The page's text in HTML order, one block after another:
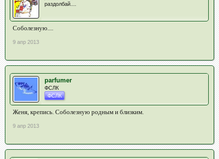
раздолбай....
Соболезную....
9 апр 2013
parfumer
ФСЛК
ФСЛК
Женя, крепись. Соболезную родным и близким.
9 апр 2013